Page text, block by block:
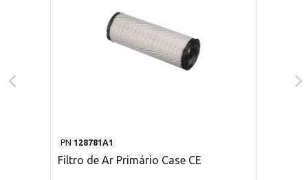
PN 128781A1
Filtro de Ar Primário Case CE